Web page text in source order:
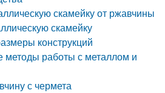
скамейку от ржавчины
скамейку
конструкций
методы работы с металлом и
с чермета